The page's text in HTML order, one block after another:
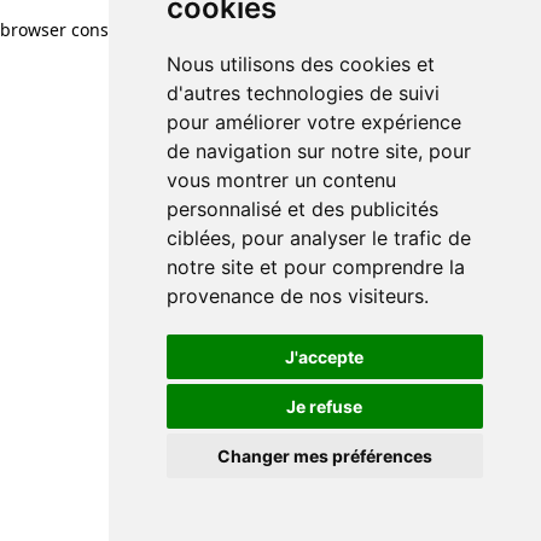
cookies
Nous utilisons des cookies et
d'autres technologies de suivi
pour améliorer votre expérience
de navigation sur notre site, pour
vous montrer un contenu
personnalisé et des publicités
ciblées, pour analyser le trafic de
notre site et pour comprendre la
provenance de nos visiteurs.
J'accepte
Je refuse
Changer mes préférences
browser console for more information)